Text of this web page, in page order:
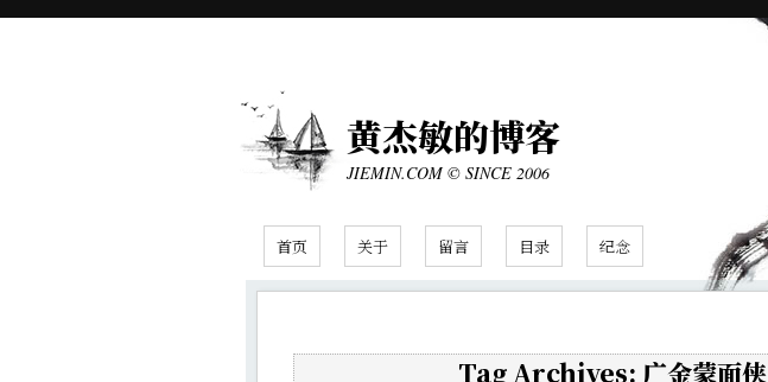
黄杰敏的博客
JIEMIN.COM © SINCE 2006
首页 关于 留言 目录 纪念
Tag Archives: 广金蒙面侠